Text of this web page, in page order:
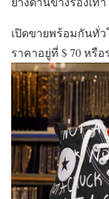
เปิดขายพร้อมกันทั่ว
ราคาอยู่ที่ $ 70 หรือ